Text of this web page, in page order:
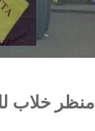
منظر خلاب